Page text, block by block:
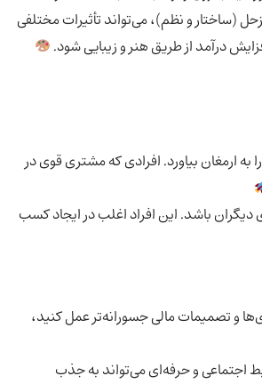
(ساختار و نظم)، می‌تواند تأثیرات مختلفی
درآمد از طریق هنر و زیبایی شود.
ارمغان بیاورد. افرادی که مشتری قوی در
باشد. این افراد اغلب در ایجاد کسب
و تصمیمات مالی جسورانه‌تر عمل کنید،
و حرفه‌ای می‌تواند به جذب